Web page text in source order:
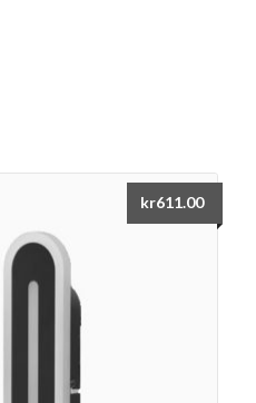
kr611.00